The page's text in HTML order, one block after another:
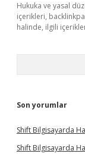
Hukuka ve yasal
içerikleri,
halinde, ilgili
Son yorumlar
Shift Bilgisayarda
Shift Bilgisayarda